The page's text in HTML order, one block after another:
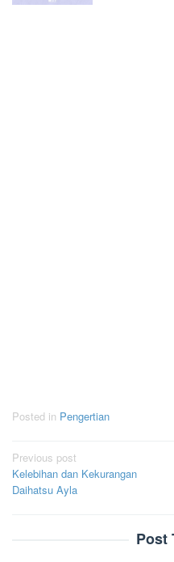
Posted in Pengertian
Post
navigation
Previous post
Kelebihan dan Kekurangan
Daihatsu Ayla
Post